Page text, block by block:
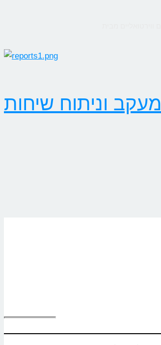
מעקב וניתוח שיחות